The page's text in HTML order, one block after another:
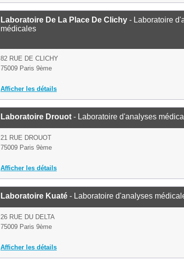
Laboratoire De La Place De Clichy - Laboratoire
médicales
82 RUE DE CLICHY
75009 Paris 9ème
Afficher les détails
Laboratoire Drouot - Laboratoire d'analyses
21 RUE DROUOT
75009 Paris 9ème
Afficher les détails
Laboratoire Kuaté - Laboratoire d'analyses
26 RUE DU DELTA
75009 Paris 9ème
Afficher les détails